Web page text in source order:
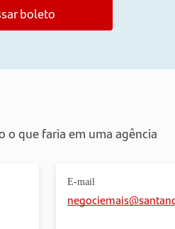
boleto
o que faria em uma agência
E-mail